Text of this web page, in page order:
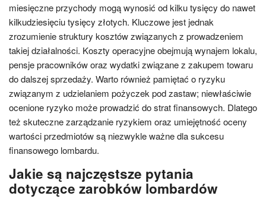
miesięczne przychody mogą wynosić od kilku tysięcy do nawet
kilkudziesięciu tysięcy złotych. Kluczowe jest jednak
zrozumienie struktury kosztów związanych z prowadzeniem
takiej działalności. Koszty operacyjne obejmują wynajem lokalu,
pensje pracowników oraz wydatki związane z zakupem towaru
do dalszej sprzedaży. Warto również pamiętać o ryzyku
związanym z udzielaniem pożyczek pod zastaw; niewłaściwie
ocenione ryzyko może prowadzić do strat finansowych. Dlatego
też skuteczne zarządzanie ryzykiem oraz umiejętność oceny
wartości przedmiotów są niezwykle ważne dla sukcesu
finansowego lombardu.
Jakie są najczęstsze pytania
dotyczące zarobków lombardów